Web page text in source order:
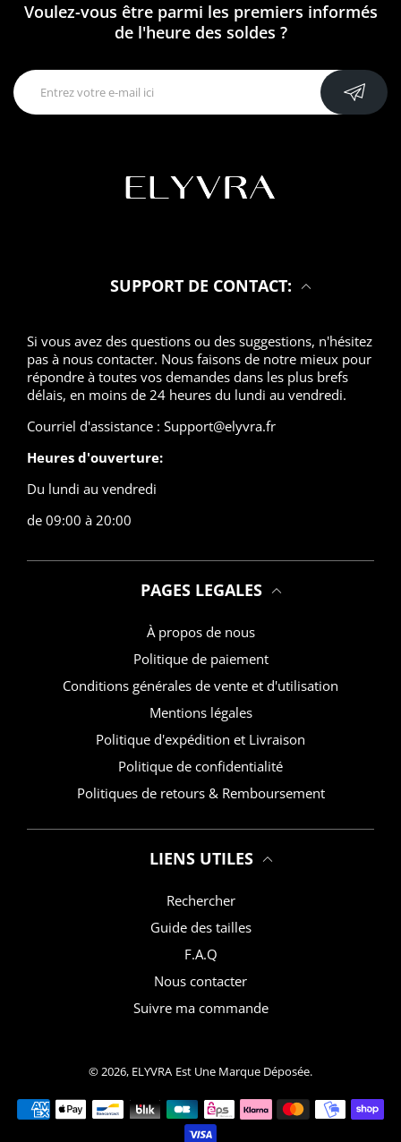
Voulez-vous être parmi les premiers informés
de l'heure des soldes ?
SUPPORT DE CONTACT:
Si vous avez des questions ou des suggestions, n'hésitez
pas à nous contacter. Nous faisons de notre mieux pour
répondre à toutes vos demandes dans les plus brefs
délais, en moins de 24 heures du lundi au vendredi.
Courriel d'assistance : Support@elyvra.fr
Heures d'ouverture:
Du lundi au vendredi
de 09:00 à 20:00
PAGES LEGALES
À propos de nous
Politique de paiement
Conditions générales de vente et d'utilisation
Mentions légales
Politique d'expédition et Livraison
Politique de confidentialité
Politiques de retours & Remboursement
LIENS UTILES
Rechercher
Guide des tailles
F.A.Q
Nous contacter
Suivre ma commande
© 2026, ELYVRA Est Une Marque Déposée.
Moyens de paiement